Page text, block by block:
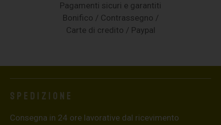
Pagamenti sicuri e garantiti
Bonifico / Contrassegno /
Carte di credito / Paypal
Spedizione
Consegna in 24 ore lavorative dal ricevimento